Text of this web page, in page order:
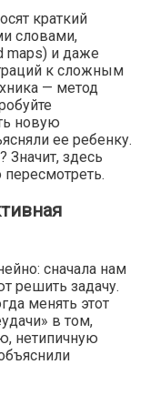
краткий
словами,
maps) и даже
к сложным
— метод
новую
ее ребенку.
Значит, здесь
сначала нам
решить задачу.
менять этот
в том,
нетипичную